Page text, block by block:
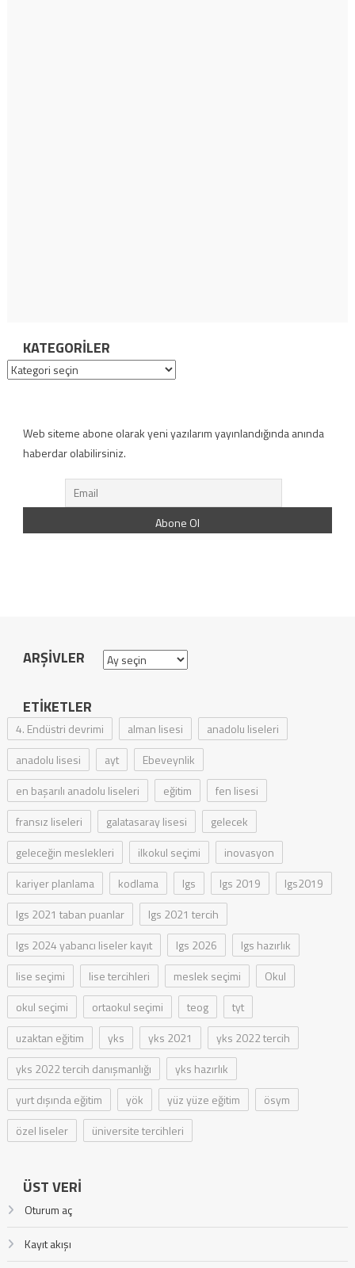
KATEGORILER
Kategoriler
Web siteme abone olarak yeni yazılarım yayınlandığında anında
haberdar olabilirsiniz.
ARŞIVLER Arşivler
ETIKETLER
4. Endüstri devrimi alman lisesi
anadolu liseleri
anadolu lisesi
ayt
Ebeveynlik
en başarılı anadolu liseleri
eğitim
fen lisesi
fransız liseleri
galatasaray lisesi
gelecek
geleceğin meslekleri
ilkokul seçimi
inovasyon
kariyer planlama
kodlama lgs lgs 2019
lgs2019
lgs 2021 taban puanlar
lgs 2021 tercih
lgs 2024 yabancı liseler kayıt
lgs 2026
lgs hazırlık
lise seçimi
lise tercihleri meslek seçimi
Okul
okul seçimi
ortaokul seçimi teog
tyt
uzaktan eğitim
yks yks 2021
yks 2022 tercih
yks 2022 tercih danışmanlığı
yks hazırlık
yurt dışında eğitim
yök yüz yüze eğitim
ösym
özel liseler
üniversite tercihleri
ÜST VERI
Oturum aç
Kayıt akışı